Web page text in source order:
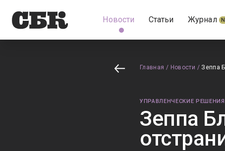
Новости Статьи Журнал
Главная / Новости / Зеппа
УПРАВЛЕНЧЕСКИЕ РЕШЕНИЯ
Зеппа